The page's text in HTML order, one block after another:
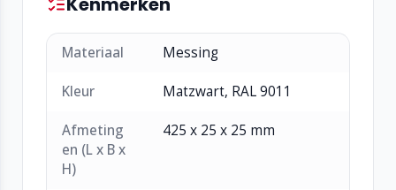
Zeer lage gevoeligheid voor storingen door
Natuurlijk, vol geluid voor lange en
LED-ring met duidelijke statusweergave
(uit/aan/verzoek)
Lichtgewicht, duurzaam ontwerp van matzwart
Materiaal Messing
Kleur Matzwart, RAL 9011
Afmeting
en (L x B x
H)
425 x 25 x 25 mm